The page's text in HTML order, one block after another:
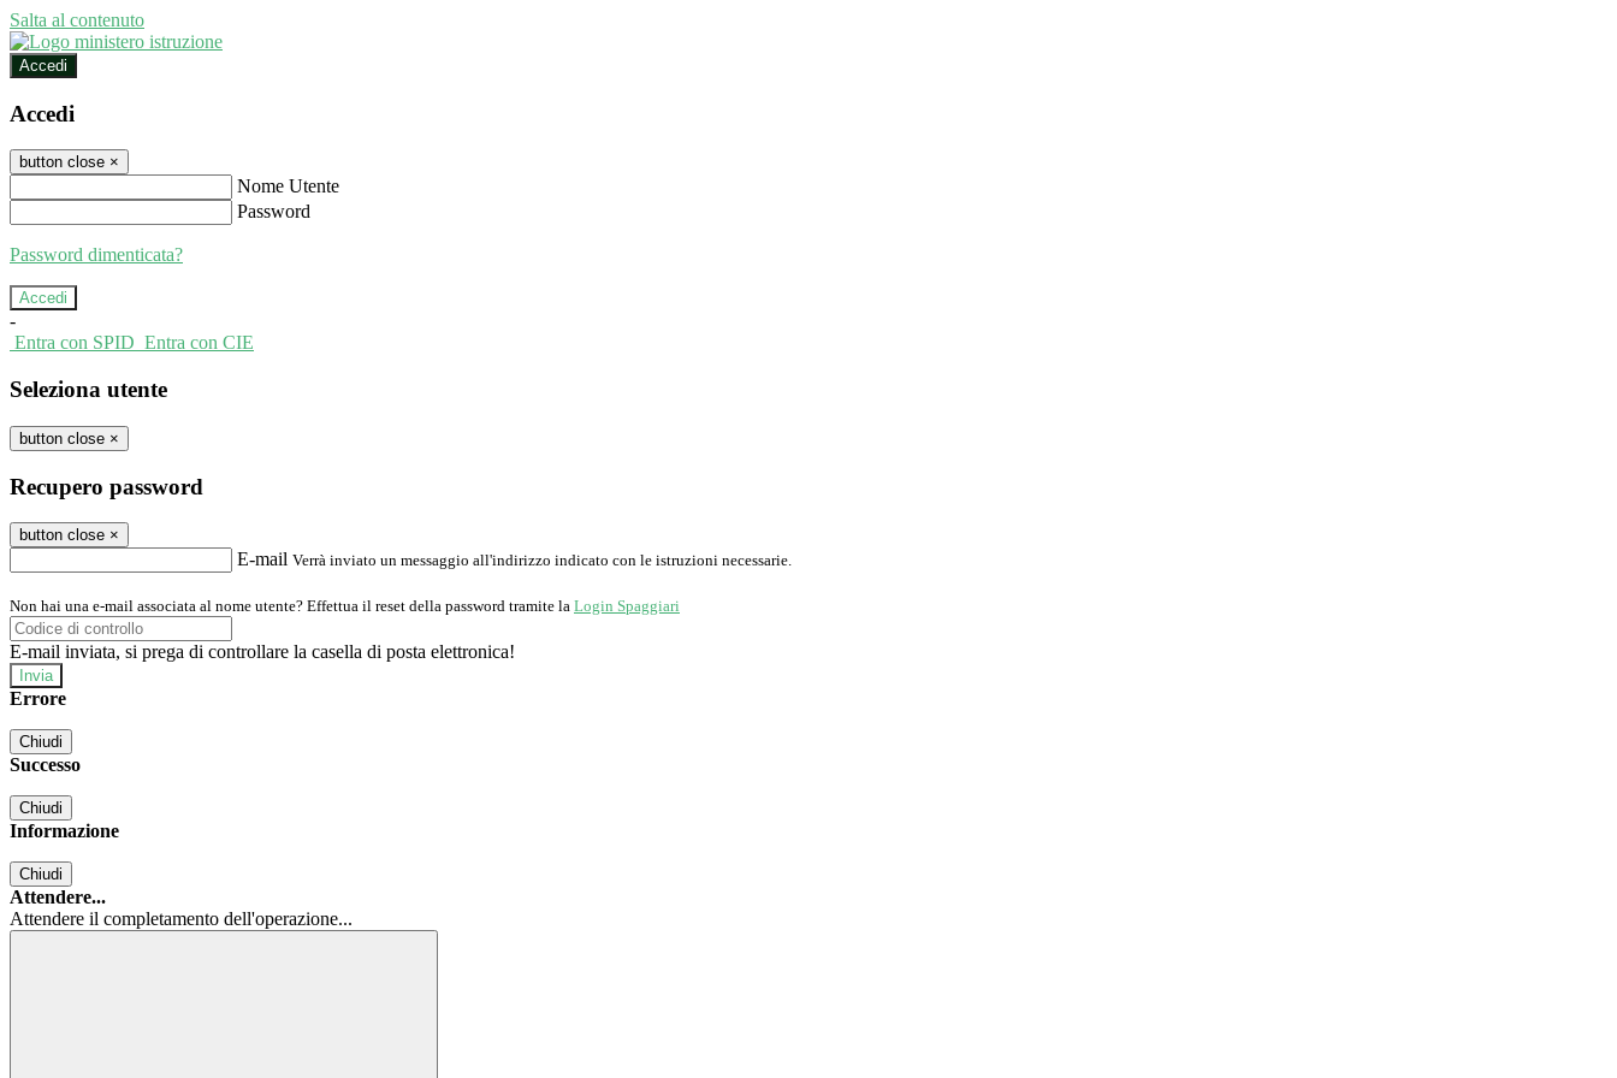
Salta al contenuto
Accedi
Accedi
button close ×
Nome Utente
Password
Password dimenticata?
-
Entra con SPID Entra con CIE
Seleziona utente
button close ×
Recupero password
button close ×
E-mail Verrà inviato un messaggio all'indirizzo indicato con le istruzioni necessarie.
Non hai una e-mail associata al nome utente? Effettua il reset della password tramite la Login Spaggiari
E-mail inviata, si prega di controllare la casella di posta elettronica!
Errore
Chiudi
Successo
Chiudi
Informazione
Chiudi
Attendere...
Attendere il completamento dell'operazione...